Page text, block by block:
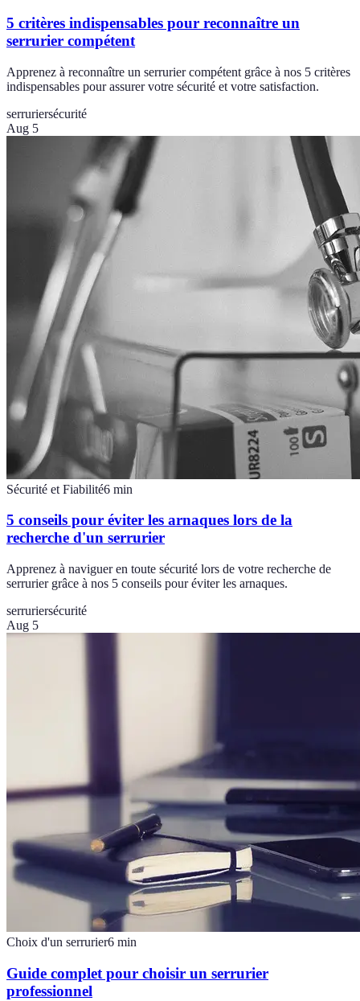
5 critères indispensables pour reconnaître un
serrurier compétent
Apprenez à reconnaître un serrurier compétent grâce à nos 5 critères
indispensables pour assurer votre sécurité et votre satisfaction.
serruriersécurité
Aug 5
Sécurité et Fiabilité6 min
5 conseils pour éviter les arnaques lors de la
recherche d'un serrurier
Apprenez à naviguer en toute sécurité lors de votre recherche de
serrurier grâce à nos 5 conseils pour éviter les arnaques.
serruriersécurité
Aug 5
Choix d'un serrurier6 min
Guide complet pour choisir un serrurier
professionnel